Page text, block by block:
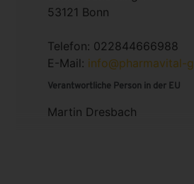
53121 Bonn
Telefon: 022844666988
E-Mail: info@pharmavital-
Verantwortliche Person in der EU
Martin Dresbach